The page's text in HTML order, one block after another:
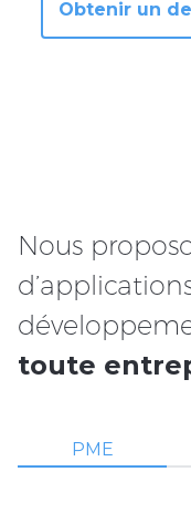
Obtenir un
Nous
toute
PME